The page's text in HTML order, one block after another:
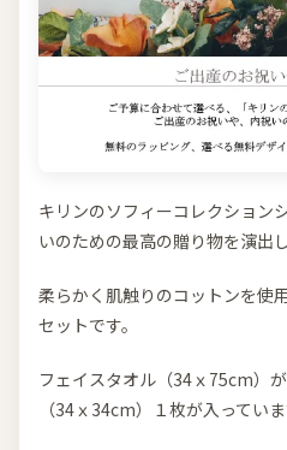
キリンのソフィーコレクション
いのための最高の贈り物を演出し
柔らかく肌触りのコットンを使
セットです。
フェイスタオル（34ｘ75cm）
（34ｘ34cm）１枚が入っていま